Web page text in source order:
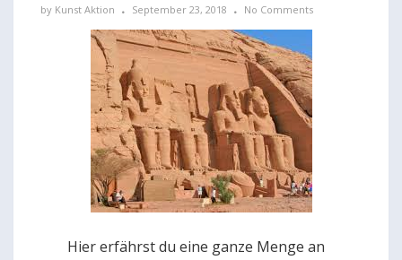
by Kunst Aktion September 23, 2018 No Comments
Hier erfährst du eine ganze Menge an